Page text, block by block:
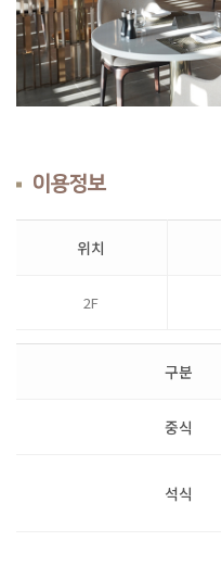
이용정보
위치
2F
구분
중식
석식